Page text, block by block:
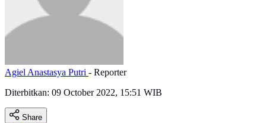
Agiel Anastasya Putri - Reporter
Diterbitkan: 09 October 2022, 15:51 WIB
Share